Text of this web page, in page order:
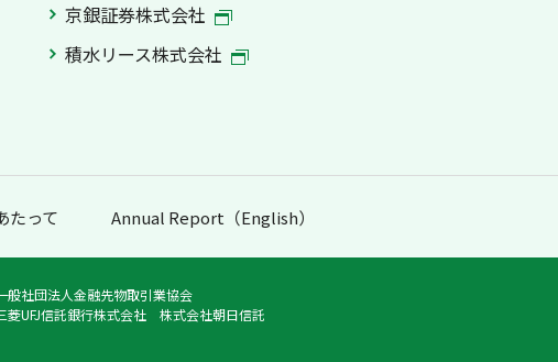
京銀証券株式会社
積水リース株式会社
たって Annual Report（English）
社団法人金融先物取引業協会
UFJ信託銀行株式会社 株式会社朝日信託